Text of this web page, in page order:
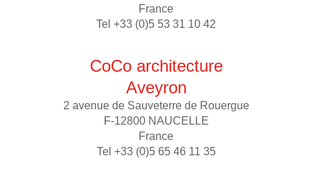
France
Tel +33 (0)5 53 31 10 42
CoCo architecture
Aveyron
2 avenue de Sauveterre de Rouergue
F-12800 NAUCELLE
France
Tel +33 (0)5 65 46 11 35